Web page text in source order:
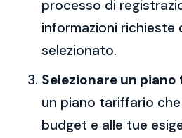
processo di
informazioni richieste
selezionato.
Selezionare un
un piano tariffario
budget e alle tue